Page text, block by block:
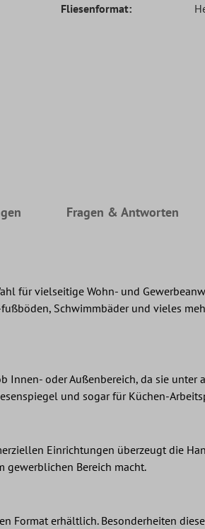
Fliesenformat:
Fragen & Antworten
für vielseitige Wohn- und
Schwimmbäder und vieles
oder Außenbereich, da sie
und sogar für Küchen-
Einrichtungen überzeugt die
gewerblichen Bereich macht.
Format erhältlich. Besonderheiten